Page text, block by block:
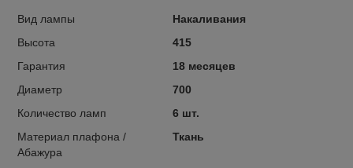
Вид лампы
Накаливания
Высота
415
Гарантия
18 месяцев
Диаметр
700
Количество ламп
6 шт.
Материал плафона /
Абажура
Ткань